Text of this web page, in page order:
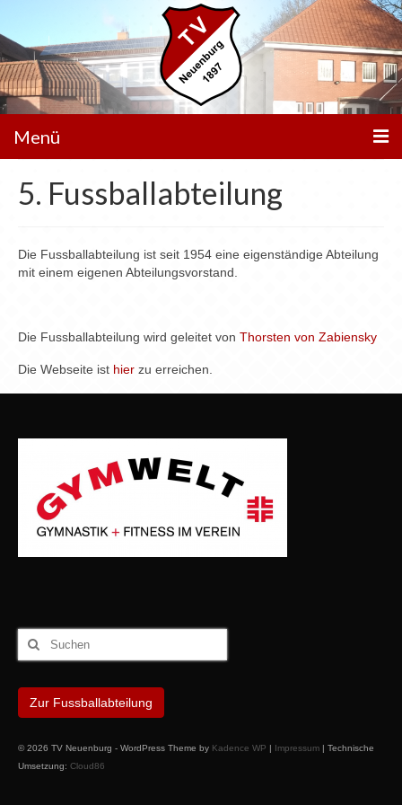
Menü
Unser Verein
Trainingszeiten
Aktuelle News
Veranstaltungen
5. Fussballabteilung
Die Fussballabteilung ist seit 1954 eine eigenständige Abteilung
mit einem eigenen Abteilungsvorstand.
Die Fussballabteilung wird geleitet von Thorsten von Zabiensky
Die Webseite ist hier zu erreichen.
Suchen
nach:
Zur Fussballabteilung
© 2026 TV Neuenburg - WordPress Theme by Kadence WP | Impressum | Technische
Umsetzung: Cloud86